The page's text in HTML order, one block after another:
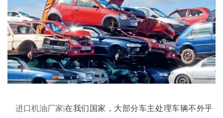
进口机油厂家|在我们国家，大部分车主处理车辆不外乎